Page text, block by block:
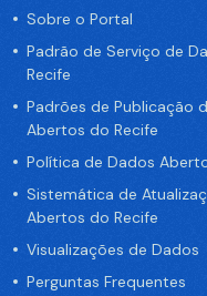
Sobre o Portal
Padrão de Serviço de
Recife
Padrões de Publicação
Abertos do Recife
Política de Dados
Sistemática de
Abertos do Recife
Visualizações de Dados
Perguntas Frequentes